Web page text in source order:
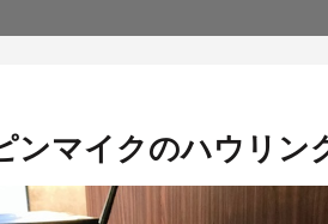
マイクのハウリン